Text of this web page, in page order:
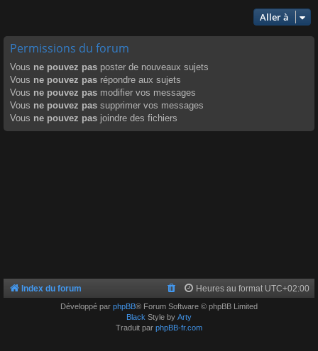
Aller à
Permissions du forum
Vous ne pouvez pas poster de nouveaux sujets
Vous ne pouvez pas répondre aux sujets
Vous ne pouvez pas modifier vos messages
Vous ne pouvez pas supprimer vos messages
Vous ne pouvez pas joindre des fichiers
Index du forum Heures au format UTC+02:00
Développé par phpBB® Forum Software © phpBB Limited
Black Style by Arty
Traduit par phpBB-fr.com